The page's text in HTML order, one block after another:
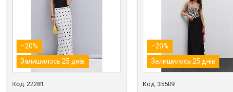
–20%
Залишилось 25 днів
22281
–20%
Залишилось 25 днів
35509